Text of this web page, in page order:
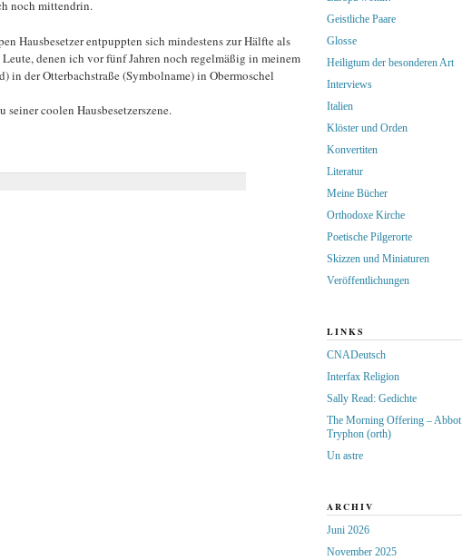
noch mittendrin.
Hausbesetzer entpuppten sich mindestens zur Hälfte als
denen ich vor fünf Jahren noch regelmäßig in meinem
in der Otterbachstraße (Symbolname) in Obermoschel
coolen Hausbesetzerszene.
Geistliche Paare
Glosse
Heiligtum der besonderen Art
Interviews
Italien
Klöster und Orden
Konvertiten
Literatur
Meine Bücher
Orthodoxe Kirche
Poetische Pilgerorte
Skizzen und Miniaturen
Veröffentlichungen
LINKS
CNADeutsch
Interfax Religion
Sally Read: Gedichte
The Morning Offering – Abbot
Tryphon (orth)
Un astre
ARCHIV
Juni 2026
November 2025